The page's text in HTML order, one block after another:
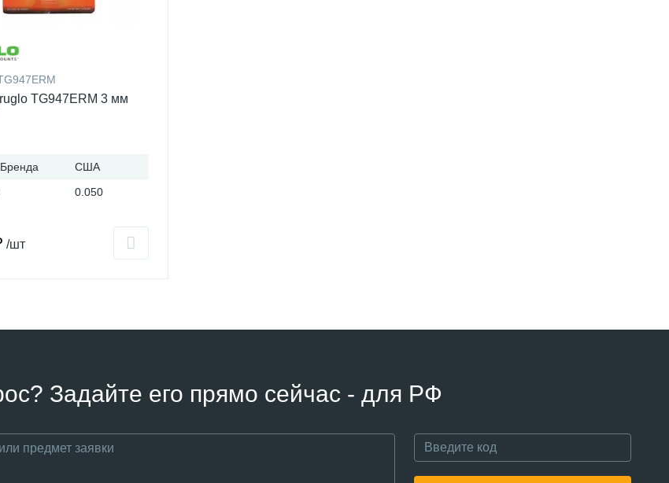
TG947ERM 3 мм
США
0.050
/шт
Задайте его прямо сейчас - для РФ